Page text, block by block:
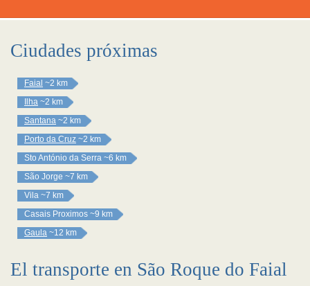
Ciudades próximas
Faial ~2 km
Ilha ~2 km
Santana ~2 km
Porto da Cruz ~2 km
Sto António da Serra ~6 km
São Jorge ~7 km
Vila ~7 km
Casais Proximos ~9 km
Gaula ~12 km
El transporte en São Roque do Faial